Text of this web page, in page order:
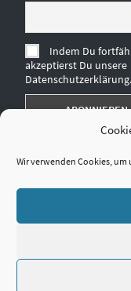
Wir verwenden Cookies, um
Indem Du
akzeptierst Du unsere
Datenschutzerklärung.